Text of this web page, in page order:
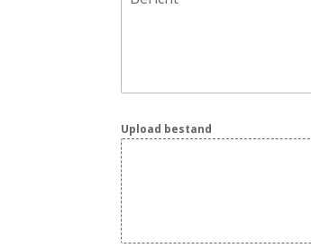
Upload bestand